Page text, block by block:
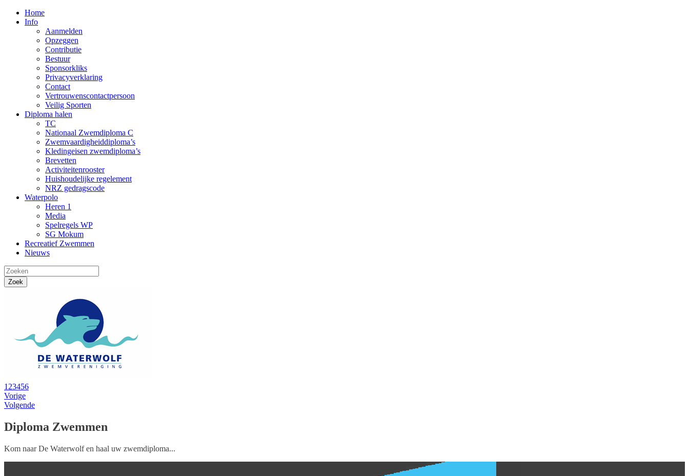
Home
Info
Aanmelden
Opzeggen
Contributie
Bestuur
Sponsorkliks
Privacyverklaring
Contact
Vertrouwenscontactpersoon
Veilig Sporten
Diploma halen
TC
Nationaal Zwemdiploma C
Zwemvaardigheiddiploma’s
Kledingeisen zwemdiploma’s
Brevetten
Activiteitenrooster
Huishoudelijke regelement
NRZ gedragscode
Waterpolo
Heren 1
Media
Spelregels WP
SG Mokum
Recreatief Zwemmen
Nieuws
1 23456
Vorige
Volgende